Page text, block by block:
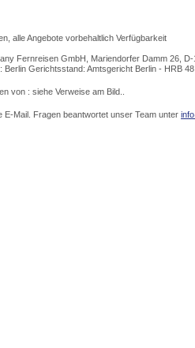
alle Angebote vorbehaltlich Verfügbarkeit
Fernreisen GmbH, Mariendorfer Damm 26,
Gerichtsstand: Amtsgericht Berlin - HRB
von : siehe Verweise am Bild..
E-Mail. Fragen beantwortet unser Team unter